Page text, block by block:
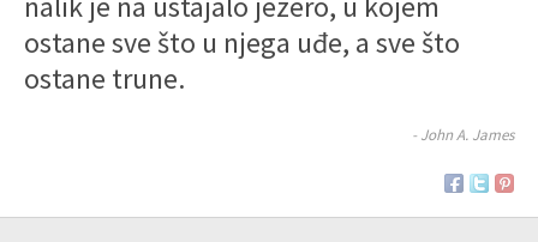
ostane sve što u njega uđe, a sve što
ostane trune.
- John A. James